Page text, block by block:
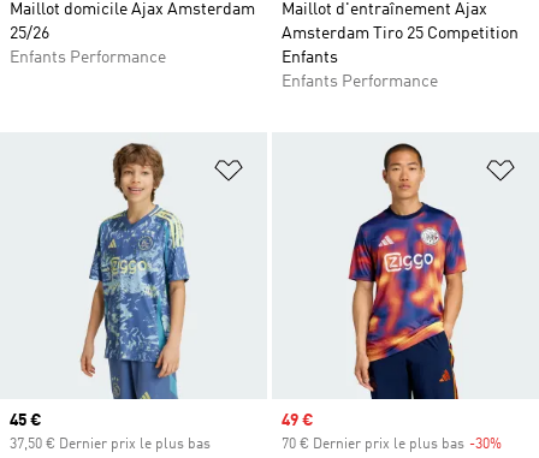
Maillot domicile Ajax Amsterdam
25/26
Enfants Performance
Maillot d'entraînement Ajax
Amsterdam Tiro 25 Competition
Enfants
Enfants Performance
Ajouter à la Liste de produits
Prix actuel
45 €
37,50 € Dernier prix le plus bas
Prix soldé
49 €
70 € Dernier prix le plus bas -30%